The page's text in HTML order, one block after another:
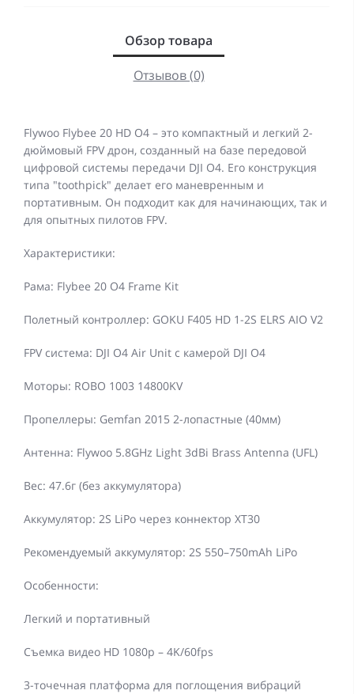
Обзор товара
Отзывов (0)
Flywoo Flybee 20 HD O4 – это компактный и легкий 2-
дюймовый FPV дрон, созданный на базе передовой
цифровой системы передачи DJI O4. Его конструкция
типа "toothpick" делает его маневренным и
портативным. Он подходит как для начинающих, так и
для опытных пилотов FPV.
Характеристики:
Рама: Flybee 20 O4 Frame Kit
Полетный контроллер: GOKU F405 HD 1-2S ELRS AIO V2
FPV система: DJI O4 Air Unit с камерой DJI O4
Моторы: ROBO 1003 14800KV
Пропеллеры: Gemfan 2015 2-лопастные (40мм)
Антенна: Flywoo 5.8GHz Light 3dBi Brass Antenna (UFL)
Вес: 47.6г (без аккумулятора)
Аккумулятор: 2S LiPo через коннектор XT30
Рекомендуемый аккумулятор: 2S 550–750mAh LiPo
Особенности:
Легкий и портативный
Съемка видео HD 1080p – 4K/60fps
3-точечная платформа для поглощения вибраций